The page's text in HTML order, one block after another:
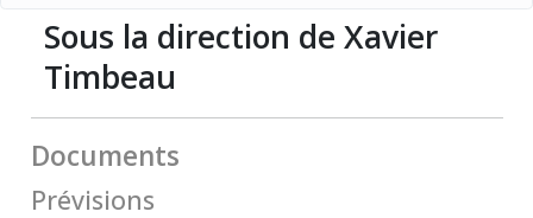
Sous la direction de Xavier
Timbeau
Documents
Prévisions